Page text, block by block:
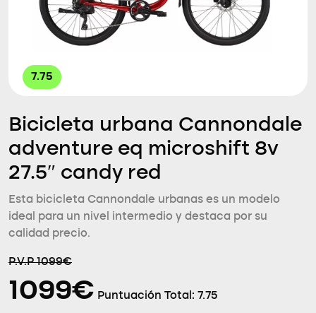
7.75
Bicicleta urbana Cannondale
adventure eq microshift 8v
27.5″ candy red
Esta bicicleta Cannondale urbanas es un modelo
ideal para un nivel intermedio y destaca por su
calidad precio.
P.V.P 1099€
1099€ Puntuación Total: 7.75